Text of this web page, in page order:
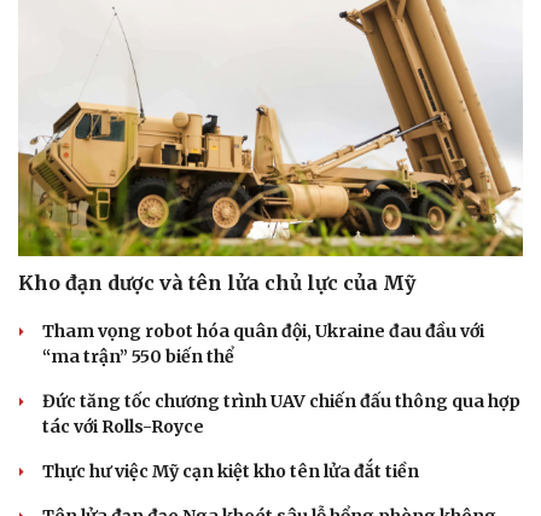
Tin nóng
Tư vấn luật
Vũ khí
Việt Nam
Kho đạn dược và tên lửa chủ lực của Mỹ
Tham vọng robot hóa quân đội, Ukraine đau đầu với
“ma trận” 550 biến thể
Đức tăng tốc chương trình UAV chiến đấu thông qua hợp
tác với Rolls-Royce
Thực hư việc Mỹ cạn kiệt kho tên lửa đắt tiền